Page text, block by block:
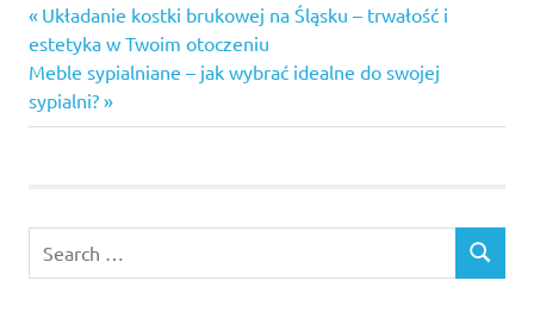
Nawigacja
wpisu
Previous
Post:
Układanie kostki brukowej na Śląsku – trwałość i
estetyka w Twoim otoczeniu
Next
Post:
Meble sypialniane – jak wybrać idealne do swojej
sypialni?
for:
SEARCH